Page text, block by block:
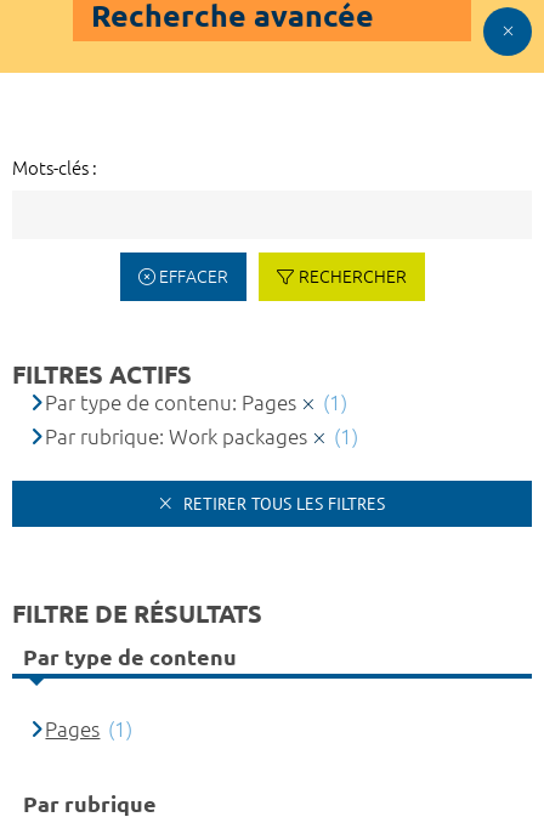
Recherche avancée
Mots-clés :
EFFACER RECHERCHER
FILTRES ACTIFS
Par type de contenu: Pages
(1)
Par rubrique: Work packages
(1)
RETIRER TOUS LES FILTRES
FILTRE DE RÉSULTATS
Par type de contenu
Pages (1)
Par rubrique